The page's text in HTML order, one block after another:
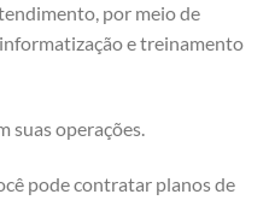
por meio de
e treinamento
suas operações.
pode contratar planos de